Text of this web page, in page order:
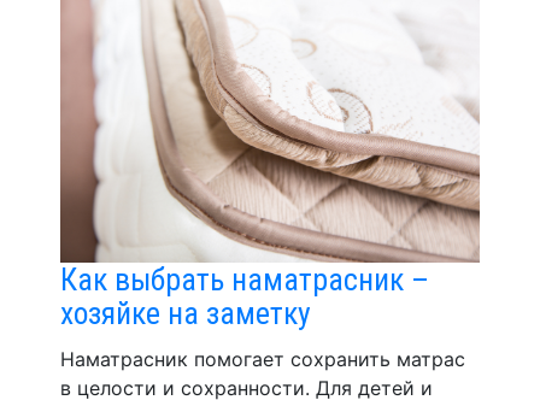
Как выбрать наматрасник –
хозяйке на заметку
Наматрасник помогает сохранить матрас
в целости и сохранности. Для детей и